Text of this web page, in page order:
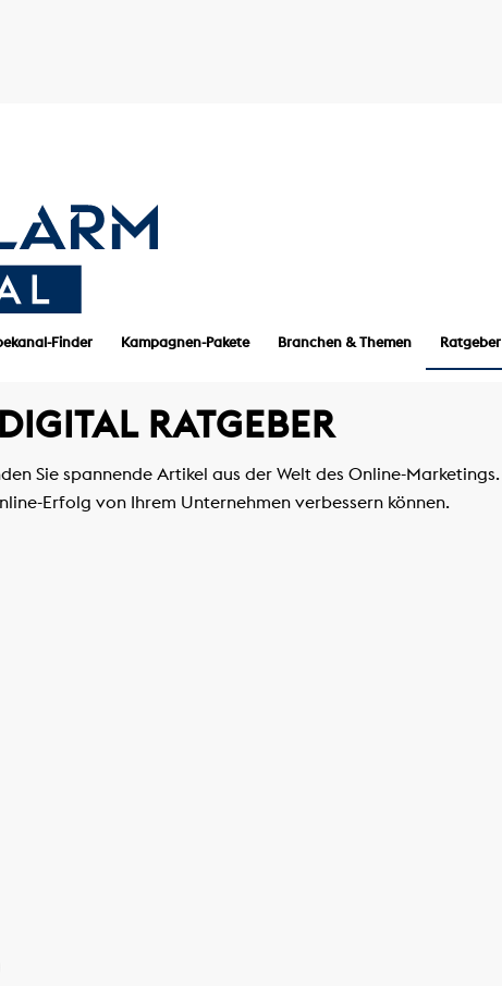
Finder Kampagnen-Pakete Branchen & Themen Ratgeber
RATGEBER
Sie spannende Artikel aus der Welt des Online-Marketings.
Erfolg von Ihrem Unternehmen verbessern können.